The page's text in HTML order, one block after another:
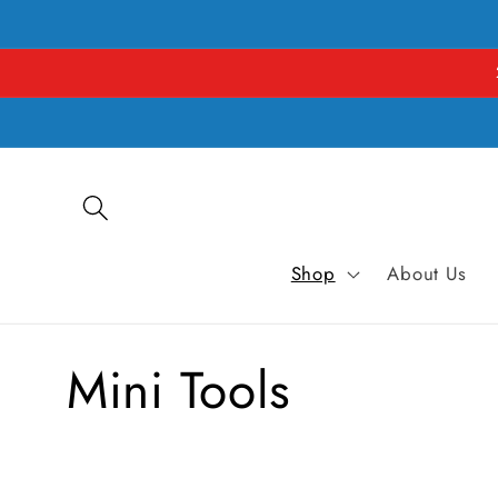
Inhalt
Shop About Us
K
Mini Tools